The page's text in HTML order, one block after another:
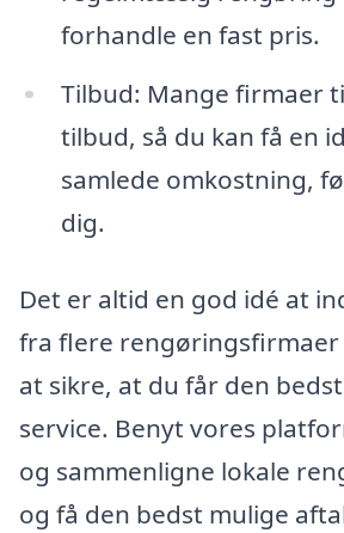
forhandle en fast pris.
Tilbud: Mange firmaer
tilbud, så du kan få en
samlede omkostning,
dig.
Det er altid en god idé at
fra flere
at sikre, at du får den
service. Benyt vores
og sammenligne lokale
og få den bedst mulige